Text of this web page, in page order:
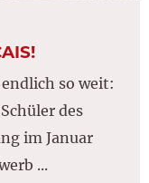
so weit:
des
im Januar
...